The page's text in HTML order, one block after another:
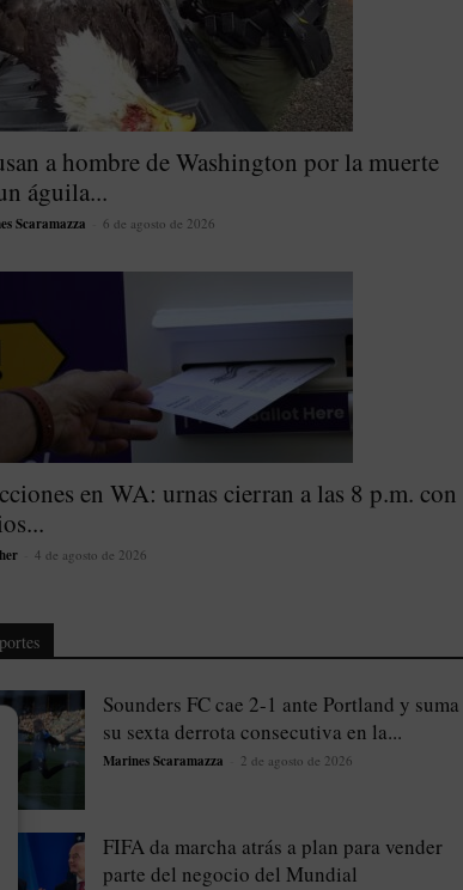
a hombre de Washington por la muerte
águila...
Scaramazza 6 de agosto de 2026
en WA: urnas cierran a las 8 p.m. con
4 de agosto de 2026
Sounders FC cae 2-1 ante Portland y suma
su sexta derrota consecutiva en la...
Marines Scaramazza 2 de agosto de 2026
FIFA da marcha atrás a plan para vender
parte del negocio del Mundial